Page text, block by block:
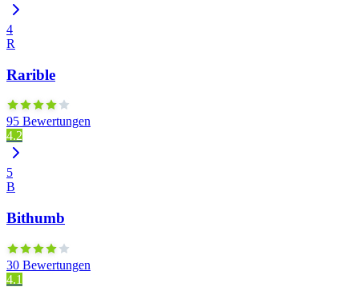
4
R
Rarible
95 Bewertungen
4.2
5
B
Bithumb
30 Bewertungen
4.1